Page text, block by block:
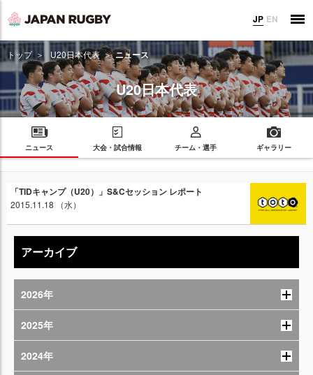
JP EN
トップ U20日本代表 ニュース
U20日本代表
ニュース 大会・試合情報 チーム・選手 ギャラリー
「TIDキャンプ（U20）」S&Cセッション レポート
2015.11.18 （水）
アーカイブ
2026年
2025年
2024年